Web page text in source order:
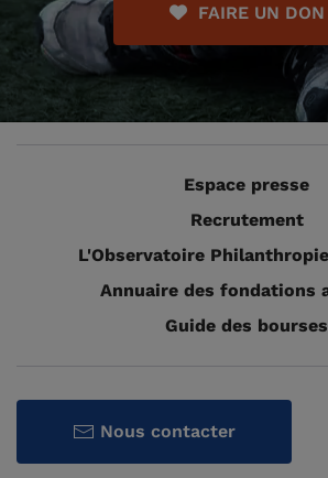
FAIRE UN DON
Espace presse
Recrutement
L'Observatoire
Annuaire des fondations
Guide des bourses
Nous contacter